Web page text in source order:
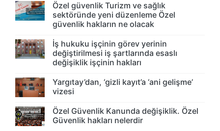
Özel güvenlik Turizm ve sağlık
sektöründe yeni düzenleme Özel
güvenlik hakların ne olacak
İş hukuku işçinin görev yerinin
değiştirilmesi iş şartlarında esaslı
değişiklik işçinin hakları
Yargıtay’dan, ‘gizli kayıt’a ‘ani gelişme’
vizesi
Özel Güvenlik Kanunda değişiklik. Özel
Güvenlik hakları nelerdir